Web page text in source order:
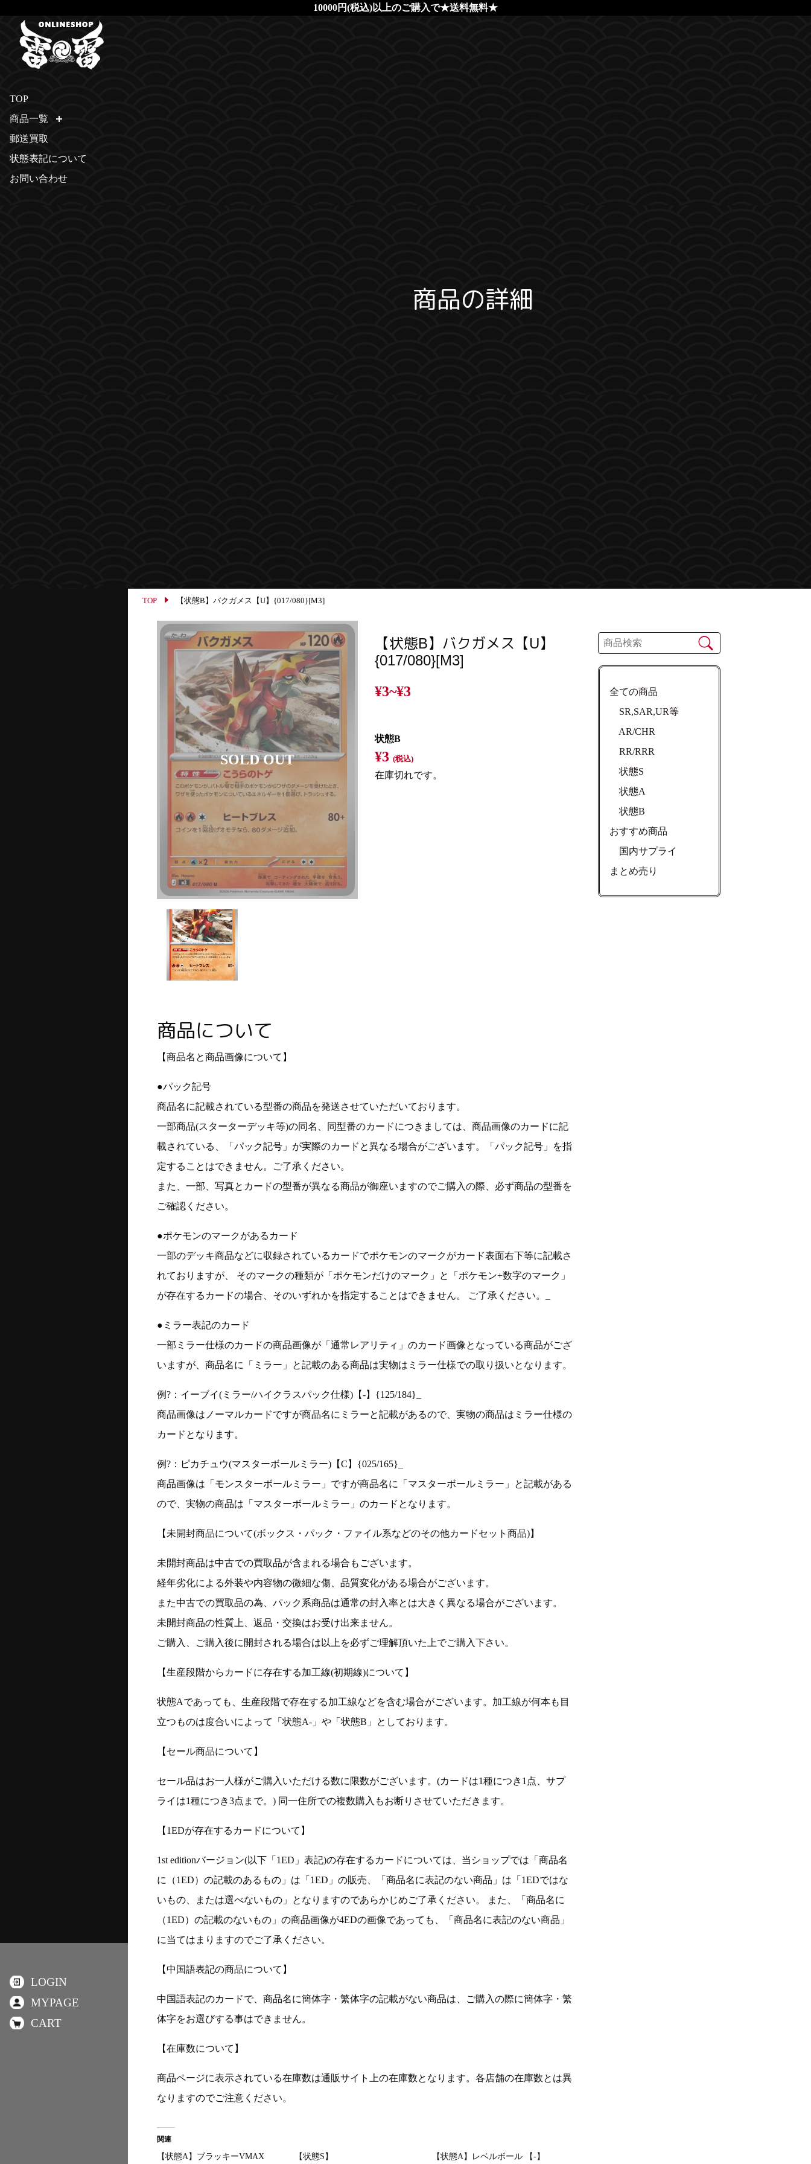
10000円(税込)以上のご購入で★送料無料★
商品の詳細
TOP 【状態B】バクガメス【U】{017/080}[M3]
【状態B】バクガメス【U】
{017/080}[M3]
¥3~¥3
状態B
¥3(税込)
在庫切れです。
商品について
【商品名と商品画像について】
●パック記号
商品名に記載されている型番の商品を発送させていただいております。
一部商品(スターターデッキ等)の同名、同型番のカードにつきましては、商品画像のカードに記
載されている、「パック記号」が実際のカードと異なる場合がございます。「パック記号」を指
定することはできません。ご了承ください。
また、一部、写真とカードの型番が異なる商品が御座いますのでご購入の際、必ず商品の型番を
ご確認ください。
●ポケモンのマークがあるカード
一部のデッキ商品などに収録されているカードでポケモンのマークがカード表面右下等に記載さ
れておりますが、 そのマークの種類が「ポケモンだけのマーク」と「ポケモン+数字のマーク」
が存在するカードの場合、そのいずれかを指定することはできません。 ご了承ください。_
●ミラー表記のカード
一部ミラー仕様のカードの商品画像が「通常レアリティ」のカード画像となっている商品がござ
いますが、商品名に「ミラー」と記載のある商品は実物はミラー仕様での取り扱いとなります。
例?：イーブイ(ミラー/ハイクラスパック仕様)【-】{125/184}_
商品画像はノーマルカードですが商品名にミラーと記載があるので、実物の商品はミラー仕様の
カードとなります。
例?：ピカチュウ(マスターボールミラー)【C】{025/165}_
商品画像は「モンスターボールミラー」ですが商品名に「マスターボールミラー」と記載がある
ので、実物の商品は「マスターボールミラー」のカードとなります。
【未開封商品について(ボックス・パック・ファイル系などのその他カードセット商品)】
未開封商品は中古での買取品が含まれる場合もございます。
経年劣化による外装や内容物の微細な傷、品質変化がある場合がございます。
また中古での買取品の為、パック系商品は通常の封入率とは大きく異なる場合がございます。
未開封商品の性質上、返品・交換はお受け出来ません。
ご購入、ご購入後に開封される場合は以上を必ずご理解頂いた上でご購入下さい。
【生産段階からカードに存在する加工線(初期線)について】
状態Aであっても、生産段階で存在する加工線などを含む場合がございます。加工線が何本も目
立つものは度合いによって「状態A-」や「状態B」としております。
【セール商品について】
セール品はお一人様がご購入いただける数に限数がございます。(カードは1種につき1点、サプ
ライは1種につき3点まで。) 同一住所での複数購入もお断りさせていただきます。
【1EDが存在するカードについて】
1st editionバージョン(以下「1ED」表記)の存在するカードについては、当ショップでは「商品名
に（1ED）の記載のあるもの」は「1ED」の販売、「商品名に表記のない商品」は「1EDではな
いもの、または選べないもの」となりますのであらかじめご了承ください。 また、「商品名に
（1ED）の記載のないもの」の商品画像が4EDの画像であっても、「商品名に表記のない商品」
に当てはまりますのでご了承ください。
【中国語表記の商品について】
中国語表記のカードで、商品名に簡体字・繁体字の記載がない商品は、ご購入の際に簡体字・繁
体字をお選びする事はできません。
【在庫数について】
商品ページに表示されている在庫数は通販サイト上の在庫数となります。各店舗の在庫数とは異
なりますのでご注意ください。
関連
【状態A】ブラッキーVMAX
【状態S】
【状態A】レベルボール 【-】
全ての商品
SR,SAR,UR等
AR/CHR
RR/RRR
状態S
状態A
状態B
おすすめ商品
国内サプライ
まとめ売り
TOP
商品一覧
郵送買取
状態表記について
お問い合わせ
LOGIN
MYPAGE
CART